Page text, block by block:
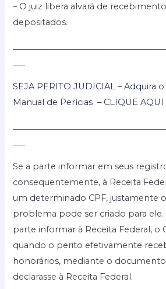
– O juiz libera alvará de
depositados.
SEJA PERITO JUDICIAL – Adquira
Manual de Perícias – CLIQUE AQUI
Se a parte informar em seus
consequentemente, à Receita
um determinado CPF, justamente
problema pode ser criado para ele.
parte informar à Receita Federal, o
quando o perito efetivamente
honorários, mediante o documento
declarasse à Receita Federal.